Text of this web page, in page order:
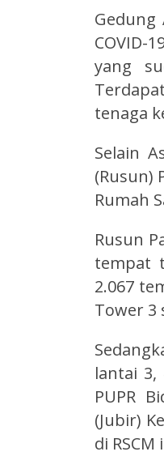
Gedung
COVID-
yang
tenaga
Selain
(Rusun)
Rumah
Rusun
tempat
2.067
Tower 3
lantai
PUPR
(Jubir)
di